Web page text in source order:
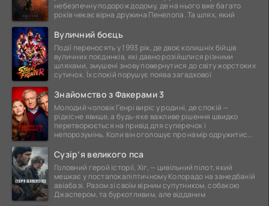
небезпечну подорож додому, де на нього вже багато
років чекає вірна дружина Пенелопа. Та шлях, який
Вуличний боєць
Події переносять у 1993 рік, де двоє колишніх бійців
вуличних поєдинків, які давно розійшлися різними
шляхами, змушені знову повернутися до світу жорстоких
сутичок. Їх спокій порушує поява загадкової
Знайомство з Факерами 3
Молодий чоловік Генрі виріс у родині, де спокій —
рідкісне явище, а будь-яке важливе рішення швидко
перетворюється на привід для суперечок і
непорозумінь. Коли він оголошує про намір одружитися,
Сузір’я великого пса
Головний герой історії, Хіг, — цивільний пілот, який
мешкає у постапокаліптичному Колорадо на занедбаній
авіабазі. Разом зі своїм вірним супутником, собакою
Джаспером, та буркотливим, але відданим